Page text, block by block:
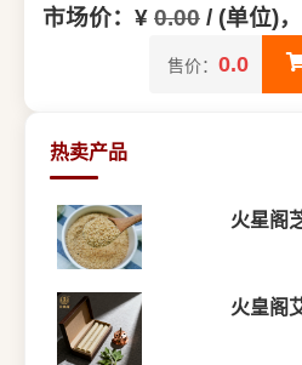
市场价：¥ 0.00 / (单位)
售价： 0.0
热卖产品
火星阁
火皇阁